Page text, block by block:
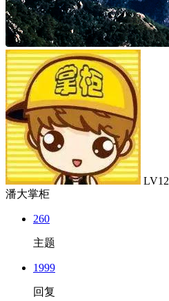
LV12
潘大掌柜
260
主题
1999
回复